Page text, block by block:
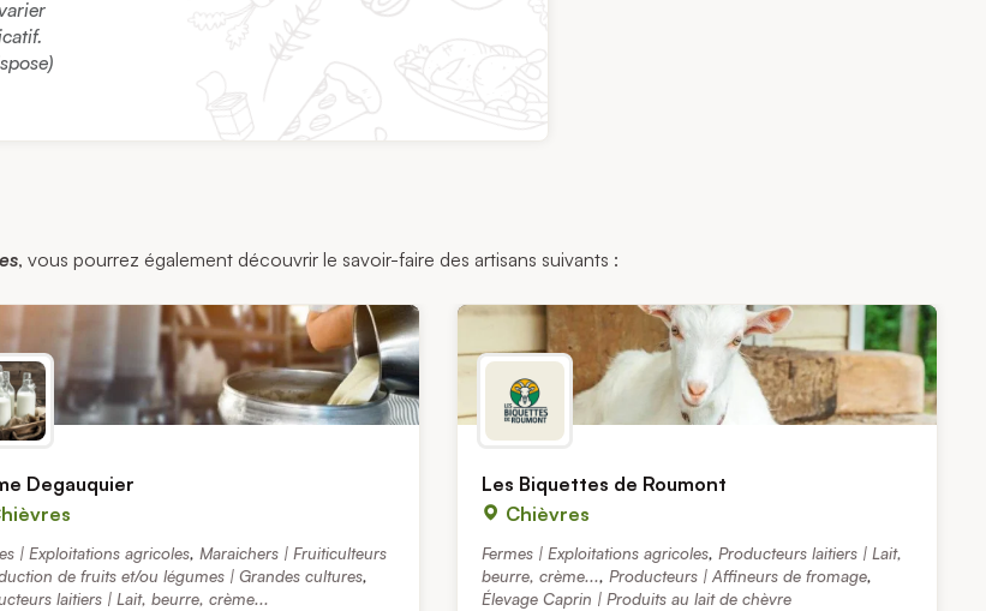
, vous pourrez également découvrir le savoir-faire des artisans suivants :
Degauquier
| Exploitations agricoles,Maraichers | Fruiticulteurs
de fruits et/ou légumes | Grandes cultures,
laitiers | Lait, beurre, crème...
Les Biquettes de Roumont
Chièvres
Fermes | Exploitations agricoles, Producteurs laitiers | Lait,
beurre, crème..., Producteurs | Affineurs de fromage,
Élevage Caprin | Produits au lait de chèvre